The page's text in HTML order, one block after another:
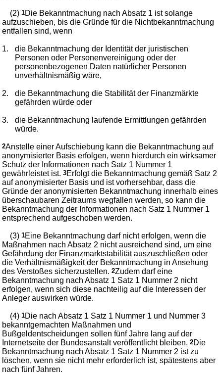
(2)1Die Bekanntmachung nach Absatz 1 ist solange
aufzuschieben, bis die Gründe für die Nichtbekanntmachung
entfallen sind, wenn
1.
die Bekanntmachung der Identität der juristischen
Personen oder Personenvereinigung oder der
personenbezogenen Daten natürlicher Personen
unverhältnismäßig wäre,
2.
die Bekanntmachung die Stabilität der Finanzmärkte
gefährden würde oder
3.
die Bekanntmachung laufende Ermittlungen gefährden
würde.
2Anstelle einer Aufschiebung kann die Bekanntmachung auf
anonymisierter Basis erfolgen, wenn hierdurch ein wirksamer
Schutz der Informationen nach Satz 1 Nummer 1
gewährleistet ist.3Erfolgt die Bekanntmachung gemäß Satz 2
auf anonymisierter Basis und ist vorhersehbar, dass die
Gründe der anonymisierten Bekanntmachung innerhalb eines
überschaubaren Zeitraums wegfallen werden, so kann die
Bekanntmachung der Informationen nach Satz 1 Nummer 1
entsprechend aufgeschoben werden.
(3)1Eine Bekanntmachung darf nicht erfolgen, wenn die
Maßnahmen nach Absatz 2 nicht ausreichend sind, um eine
Gefährdung der Finanzmarktstabilität auszuschließen oder
die Verhältnismäßigkeit der Bekanntmachung in Ansehung
des Verstoßes sicherzustellen.2Zudem darf eine
Bekanntmachung nach Absatz 1 Satz 1 Nummer 2 nicht
erfolgen, wenn sich diese nachteilig auf die Interessen der
Anleger auswirken würde.
(4)1Die nach Absatz 1 Satz 1 Nummer 1 und Nummer 3
bekanntgemachten Maßnahmen und
Bußgeldentscheidungen sollen fünf Jahre lang auf der
Internetseite der Bundesanstalt veröffentlicht bleiben.2Die
Bekanntmachung nach Absatz 1 Satz 1 Nummer 2 ist zu
löschen, wenn sie nicht mehr erforderlich ist, spätestens aber
nach fünf Jahren.